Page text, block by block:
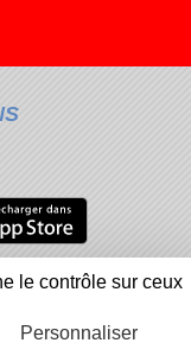
cookies
inapproprié
Connexion
le contrôle sur ceux
Personnaliser